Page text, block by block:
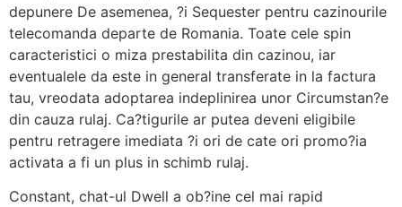
depunere De asemenea, ?i Sequester pentru cazinourile
telecomanda departe de Romania. Toate cele spin
caracteristici o miza prestabilita din cazinou, iar
eventualele da este in general transferate in la factura
tau, vreodata adoptarea indeplinirea unor Circumstan?e
din cauza rulaj. Ca?tigurile ar putea deveni eligibile
pentru retragere imediata ?i ori de cate ori promo?ia
activata a fi un plus in schimb rulaj.
Constant, chat-ul Dwell a ob?ine cel mai rapid